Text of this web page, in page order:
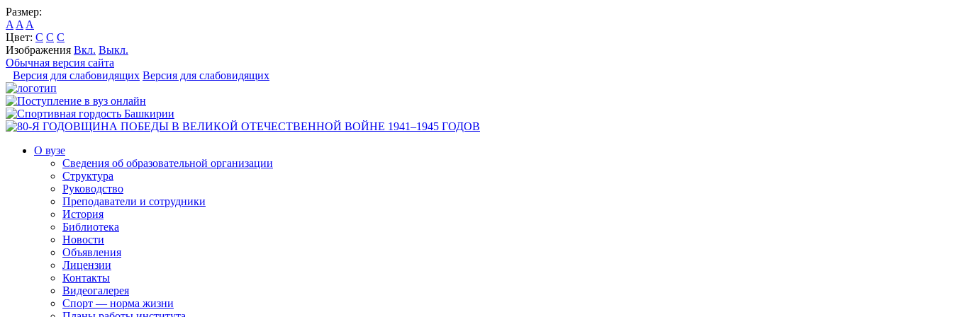
Размер:
A A A
Цвет: C C C
Изображения Вкл. Выкл.
Обычная версия сайта
Версия для слабовидящих Версия для слабовидящих
О вузе
Сведения об образовательной организации
Структура
Руководство
Преподаватели и сотрудники
История
Библиотека
Новости
Объявления
Лицензии
Контакты
Видеогалерея
Спорт — норма жизни